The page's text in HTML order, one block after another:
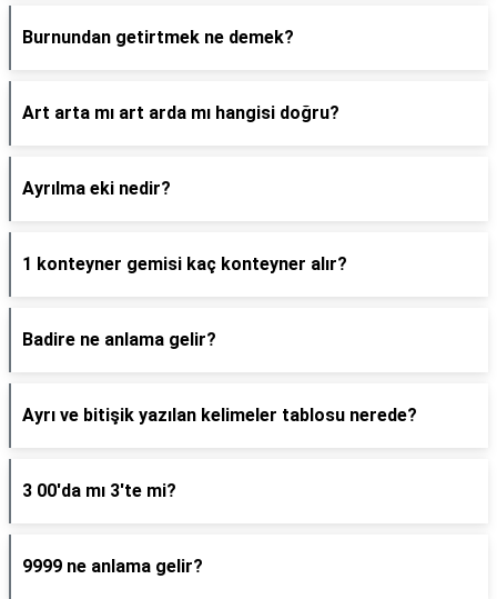
Burnundan getirtmek ne demek?
Art arta mı art arda mı hangisi doğru?
Ayrılma eki nedir?
1 konteyner gemisi kaç konteyner alır?
Badire ne anlama gelir?
Ayrı ve bitişik yazılan kelimeler tablosu nerede?
3 00'da mı 3'te mi?
9999 ne anlama gelir?